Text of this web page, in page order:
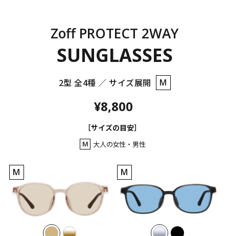
Zoff PROTECT 2WAY
SUNGLASSES
2型 全4種 ／ サイズ展開 M
¥8,800
［サイズの目安］
M 大人の女性・男性
M M